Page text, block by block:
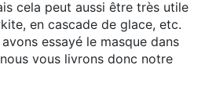
cela peut aussi être très utile
en cascade de glace, etc.
essayé le masque dans
vous livrons donc notre